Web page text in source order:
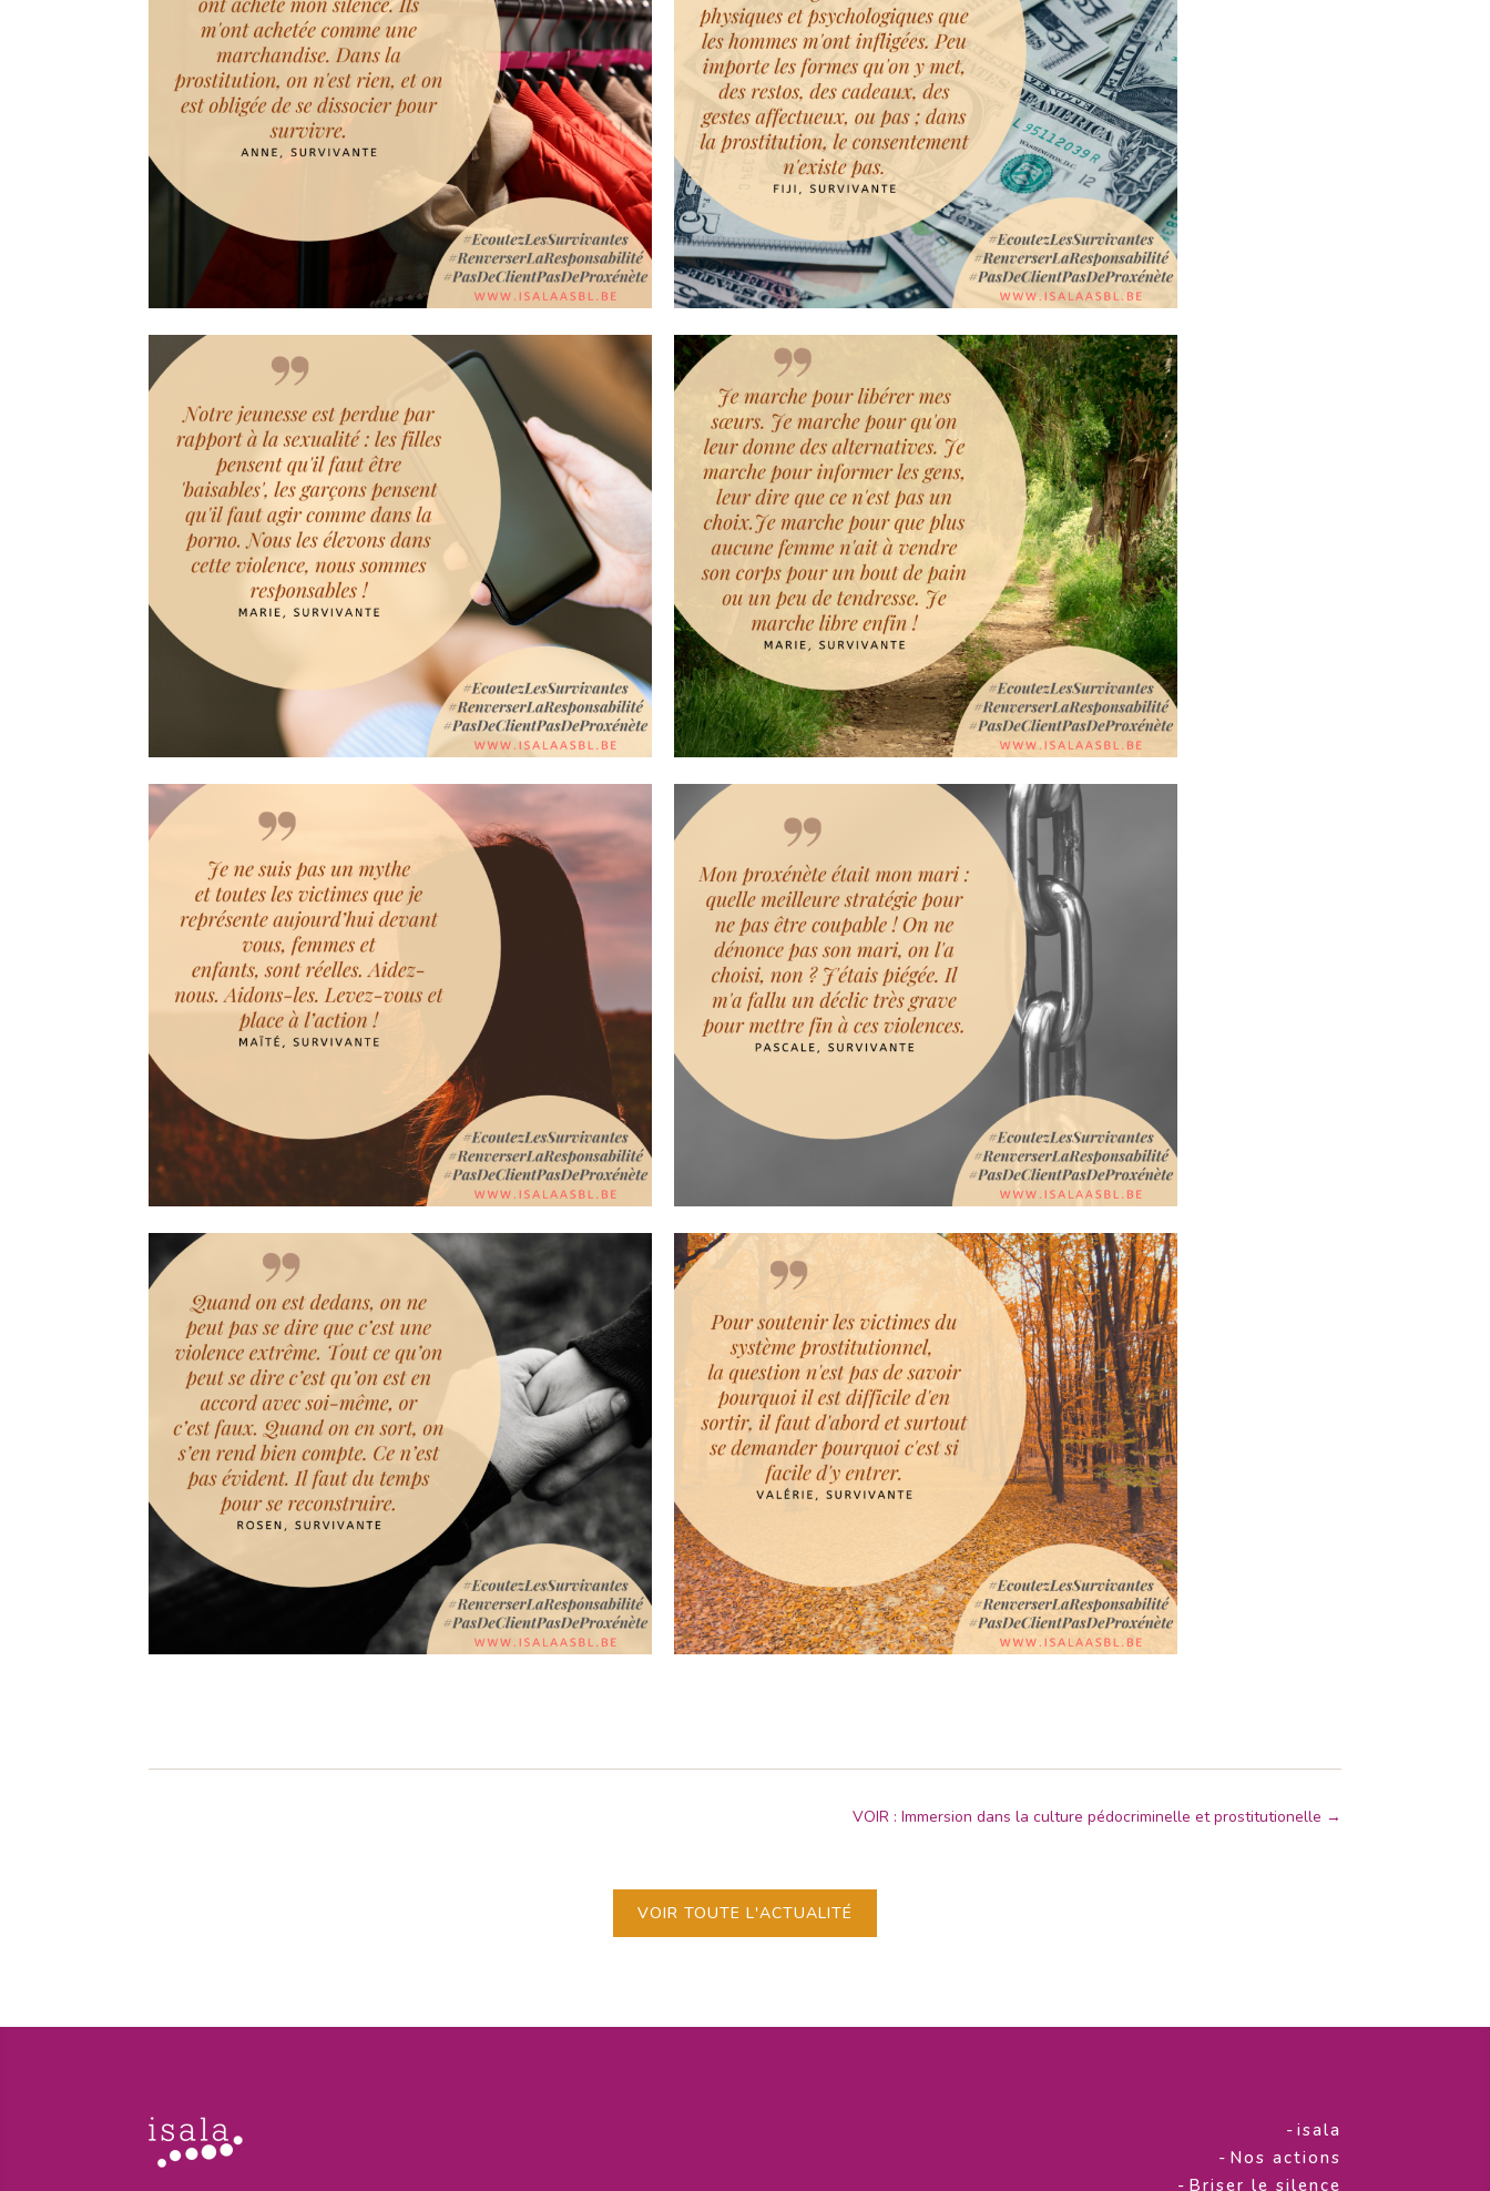
VOIR : Immersion dans la culture pédocriminelle et prostitutionelle →
VOIR TOUTE L'ACTUALITÉ
- isala
- Nos actions
- Briser le silence